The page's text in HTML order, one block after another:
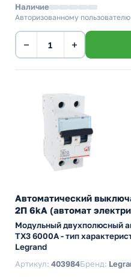
Наличие
Авторизованному
− +
Автоматический
2П 6kA (автомат
Модульный двухполюсный
TX3 6000А - тип
Legrand
Артикул: 403984Бренд: